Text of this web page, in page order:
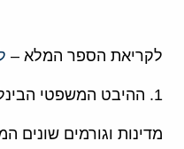
לקריאת הספר המלא –
1. ההיבט המשפטי הבינלאומי
מדינות וגורמים שונים